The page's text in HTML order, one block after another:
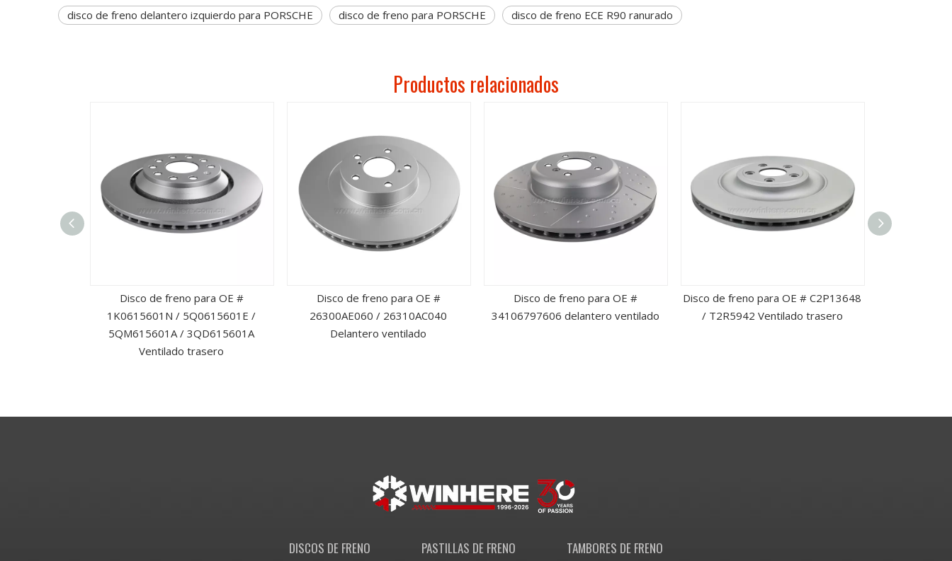
disco de freno delantero izquierdo para PORSCHE
disco de freno para PORSCHE disco de freno ECE R90 ranurado
Productos relacionados
Disco de freno para OE #
1K0615601N / 5Q0615601E /
5QM615601A / 3QD615601A
Ventilado trasero
Disco de freno para OE #
26300AE060 / 26310AC040
Delantero ventilado
Disco de freno para OE #
34106797606 delantero ventilado
Disco de freno para OE # C2P13648
/ T2R5942 Ventilado trasero
DISCOS DE FRENO PASTILLAS DE FRENO TAMBORES DE FRENO